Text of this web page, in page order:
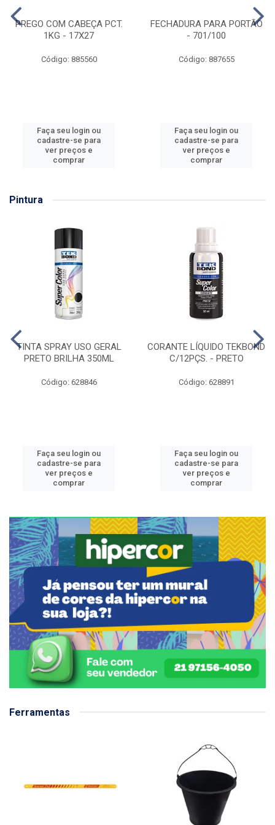
PREGO COM CABEÇA PCT.
1KG - 17X27
Código: 885560
Faça seu login ou
cadastre-se para
ver preços e
comprar
FECHADURA PARA PORTÃO
- 701/100
Código: 887655
Faça seu login ou
cadastre-se para
ver preços e
comprar
Pintura
TINTA SPRAY USO GERAL
PRETO BRILHA 350ML
Código: 628846
Faça seu login ou
cadastre-se para
ver preços e
comprar
CORANTE LÍQUIDO TEKBOND
C/12PÇS. - PRETO
Código: 628891
Faça seu login ou
cadastre-se para
ver preços e
comprar
Ferramentas